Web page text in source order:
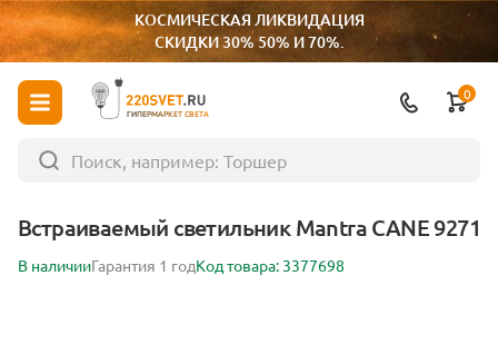
КОСМИЧЕСКАЯ ЛИКВИДАЦИЯ
СКИДКИ 30% 50% И 70%.
ГИПЕРМАРКЕТ СВЕТА
0
Встраиваемый светильник Mantra CANE 9271
В наличииГарантия 1 годКод товара: 3377698